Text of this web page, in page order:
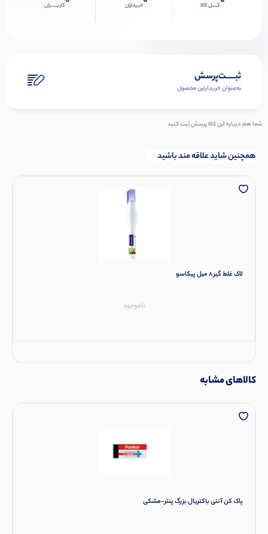
کــــل کالا
خریداران
کاربـــــران
ثبـــــت‌پرسش
به‌عنوان ‌خریدار‌این‌ محصول
شما هم درباره این کالا پرسش ثبت کنید
همچنین شاید علاقه مند باشید
لاک غلط گیر 8 میل پیکاسو
ناموجود
کالاهای مشابه
پاک کن آنتی باکتریال بزرگ پنتر-مشکی